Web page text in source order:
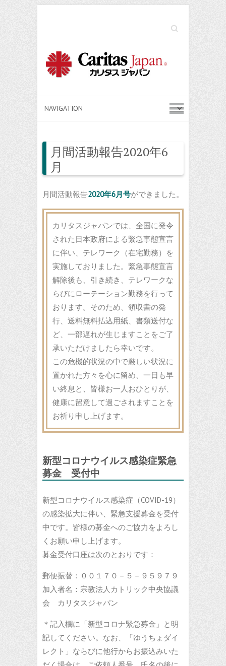
Search
月間活動報告2020年6
月
月間活動報告2020年6月号ができました。
カリタスジャパンでは、全国に発令
された日本政府による緊急事態宣言
に伴い、テレワーク（在宅勤務）を
実施しておりました。緊急事態宣言
解除後も、引き続き、テレワークな
らびにローテーション勤務を行って
おります。そのため、領収書の発
行、送料無料払込用紙、書類送付な
ど、一部遅れが生じますことをご了
承いただけましたら幸いです。
この危機的状況の中で厳しい状況に
置かれた方々を心に留め、一日も早
い終息と、皆様お一人おひとりが、
健康に留意して過ごされますことを
お祈り申し上げます。
新型コロナウイルス感染症緊急
募金 受付中
新型コロナウイルス感染症（COVID-19）
の感染拡大に伴い、緊急支援募金を受付
中です。皆様の募金へのご協力をよろし
くお願い申し上げます。
募金受付口座は次のとおりです：
郵便振替：００１７０－５－９５９７９
加入者名：宗教法人カトリック中央協議
会 カリタスジャパン
＊記入欄に「新型コロナ緊急募金」と明
記してください。なお、「ゆうちょダイ
レクト」ならびに他行からお振込みいた